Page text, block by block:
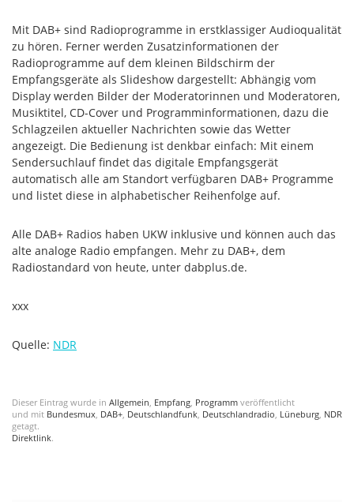
Mit DAB+ sind Radioprogramme in erstklassiger Audioqualität
zu hören. Ferner werden Zusatzinformationen der
Radioprogramme auf dem kleinen Bildschirm der
Empfangsgeräte als Slideshow dargestellt: Abhängig vom
Display werden Bilder der Moderatorinnen und Moderatoren,
Musiktitel, CD-Cover und Programminformationen, dazu die
Schlagzeilen aktueller Nachrichten sowie das Wetter
angezeigt. Die Bedienung ist denkbar einfach: Mit einem
Sendersuchlauf findet das digitale Empfangsgerät
automatisch alle am Standort verfügbaren DAB+ Programme
und listet diese in alphabetischer Reihenfolge auf.
Alle DAB+ Radios haben UKW inklusive und können auch das
alte analoge Radio empfangen. Mehr zu DAB+, dem
Radiostandard von heute, unter dabplus.de.
xxx
Quelle: NDR
Dieser Eintrag wurde in Allgemein, Empfang, Programm veröffentlicht
und mit Bundesmux, DAB+, Deutschlandfunk, Deutschlandradio, Lüneburg, NDR
getagt.
Direktlink.